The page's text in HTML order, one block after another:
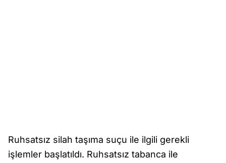
Ruhsatsız silah taşıma suçu ile ilgili gerekli
işlemler başlatıldı. Ruhsatsız tabanca ile